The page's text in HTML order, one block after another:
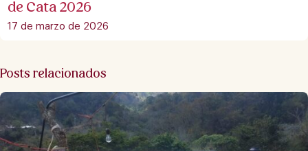
de Cata 2026
17 de marzo de 2026
Posts relacionados